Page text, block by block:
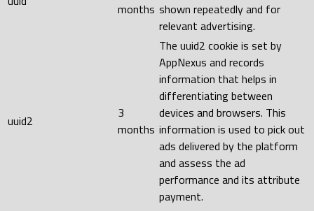
months shown repeatedly and for
relevant advertising.
uuid2
3
months
The uuid2 cookie is set by
AppNexus and records
information that helps in
differentiating between
devices and browsers. This
information is used to pick out
ads delivered by the platform
and assess the ad
performance and its attribute
payment.